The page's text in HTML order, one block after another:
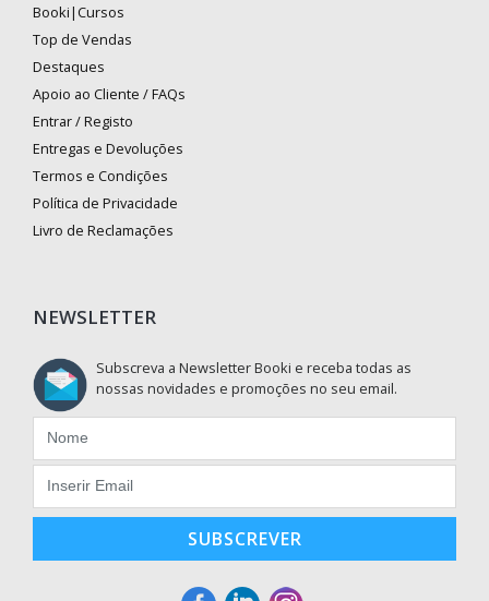
Booki|Cursos
Top de Vendas
Destaques
Apoio ao Cliente / FAQs
Entrar / Registo
Entregas e Devoluções
Termos e Condições
Política de Privacidade
Livro de Reclamações
NEWSLETTER
Subscreva a Newsletter Booki e receba todas as
nossas novidades e promoções no seu email.
SUBSCREVER